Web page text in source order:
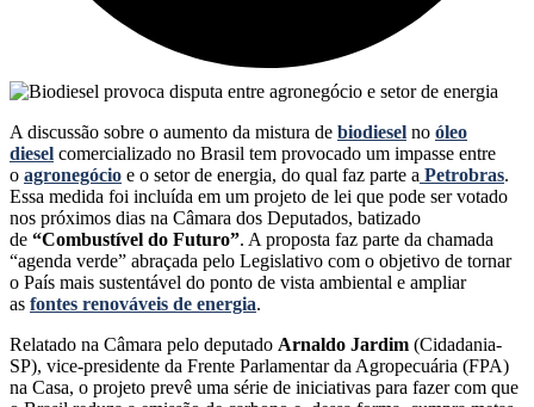
A discussão sobre o aumento da mistura de biodiesel no óleo
diesel comercializado no Brasil tem provocado um impasse entre
o agronegócio e o setor de energia, do qual faz parte a Petrobras.
Essa medida foi incluída em um projeto de lei que pode ser votado
nos próximos dias na Câmara dos Deputados, batizado
de “Combustível do Futuro”. A proposta faz parte da chamada
“agenda verde” abraçada pelo Legislativo com o objetivo de tornar
o País mais sustentável do ponto de vista ambiental e ampliar
as fontes renováveis de energia.
Relatado na Câmara pelo deputado Arnaldo Jardim (Cidadania-
SP), vice-presidente da Frente Parlamentar da Agropecuária (FPA)
na Casa, o projeto prevê uma série de iniciativas para fazer com que